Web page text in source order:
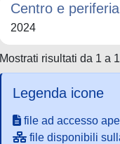
Centro e
2024
Mostrati risultati da 1 a
Legenda icone
file ad accesso
file disponibili